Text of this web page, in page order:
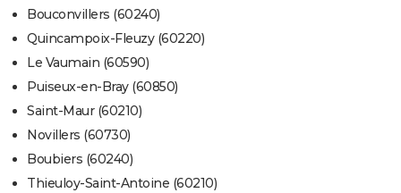
Bouconvillers (60240)
Quincampoix-Fleuzy (60220)
Le Vaumain (60590)
Puiseux-en-Bray (60850)
Saint-Maur (60210)
Novillers (60730)
Boubiers (60240)
Thieuloy-Saint-Antoine (60210)